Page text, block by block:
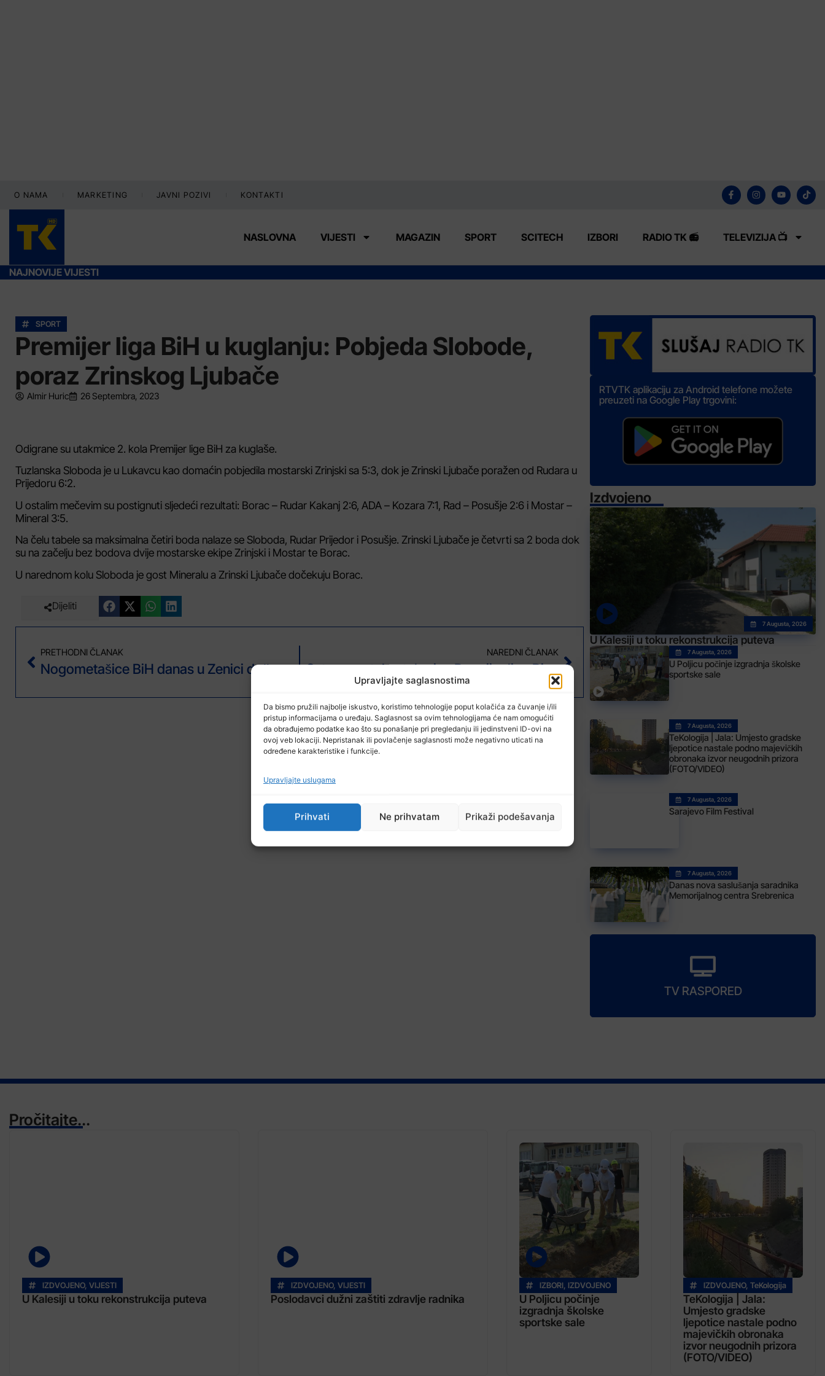
Upravljajte saglasnostima
Da bismo pružili najbolje iskustvo, koristimo tehnologije poput kolačića za čuvanje i/ili
pristup informacijama o uređaju. Saglasnost sa ovim tehnologijama će nam omogućiti
da obrađujemo podatke kao što su ponašanje pri pregledanju ili jedinstveni ID-ovi na
ovoj veb lokaciji. Nepristanak ili povlačenje saglasnosti može negativno uticati na
određene karakteristike i funkcije.
Upravljajte uslugama
Prihvati Ne prihvatam Prikaži podešavanja
O NAMA MARKETING JAVNI POZIVI KONTAKTI
NASLOVNA VIJESTI MAGAZIN SPORT SCITECH IZBORI RADIO TK 📻 TELEVIZIJA 📺
NAJNOVIJE VIJESTI
SPORT
Premijer liga BiH u kuglanju: Pobjeda Slobode,
poraz Zrinskog Ljubače
Almir Huric 26 Septembra, 2023
Odigrane su utakmice 2. kola Premijer lige BiH za kuglaše.
Tuzlanska Sloboda je u Lukavcu kao domaćin pobjedila mostarski Zrinjski sa 5:3, dok je Zrinski Ljubače poražen od Rudara u
Prijedoru 6:2.
U ostalim mečevim su postignuti sljedeći rezultati: Borac – Rudar Kakanj 2:6, ADA – Kozara 7:1, Rad – Posušje 2:6 i Mostar –
Mineral 3:5.
Na čelu tabele sa maksimalna četiri boda nalaze se Sloboda, Rudar Prijedor i Posušje. Zrinski Ljubače je četvrti sa 2 boda dok
su na začelju bez bodova dvije mostarske ekipe Zrinjski i Mostar te Borac.
U narednom kolu Sloboda je gost Mineralu a Zrinski Ljubače dočekuju Borac.
Dijeliti
PRETHODNI ČLANAK
Nogometašice BiH danas u Zenici dočekuju Sloveniju u 2. kolu UEFA Lige nacija
NAREDNI ČLANAK
Sutra zaostala utakmica Premijer lige BiH Tuzla City – Zrinjski
RTVTK aplikaciju za Android telefone možete
preuzeti na Google Play trgovini:
Izdvojeno
7 Augusta, 2026
U Kalesiji u toku rekonstrukcija puteva
7 Augusta, 2026
U Poljicu počinje izgradnja školske
sportske sale
7 Augusta, 2026
TeKologija | Jala: Umjesto gradske
ljepotice nastale podno majevičkih
obronaka izvor neugodnih prizora
(FOTO/VIDEO)
7 Augusta, 2026
Sarajevo Film Festival
7 Augusta, 2026
Danas nova saslušanja saradnika
Memorijalnog centra Srebrenica
TV RASPORED
Pročitajte...
IZDVOJENO, VIJESTI
U Kalesiji u toku rekonstrukcija puteva
IZDVOJENO, VIJESTI
Poslodavci dužni zaštiti zdravlje radnika
IZBORI, IZDVOJENO
U Poljicu počinje
izgradnja školske
sportske sale
IZDVOJENO, TeKologija
TeKologija | Jala:
Umjesto gradske
ljepotice nastale podno
majevičkih obronaka
izvor neugodnih prizora
(FOTO/VIDEO)